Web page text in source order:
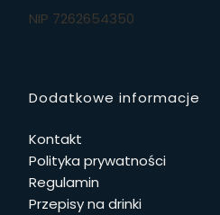
NIP 7262654350
Linki w stopce
Dodatkowe informacje
Kontakt
Polityka prywatności
Regulamin
Przepisy na drinki